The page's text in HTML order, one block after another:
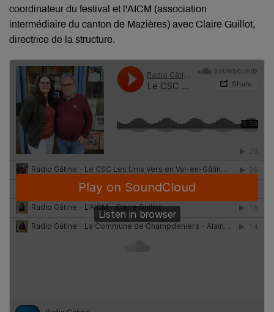
coordinateur du festival et l'AICM (association
intermédiaire du canton de Mazières) avec Claire Guillot,
directrice de la structure.